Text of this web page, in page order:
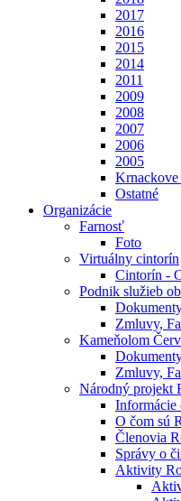
2017
2016
2015
2014
2011
2009
2008
2007
2006
2005
Krnackove
Ostatné
Organizácie
Farnosť
Foto
Virtuálny cintorín
Cintorín -
Podnik služieb
Zmluvy,
Kameňolom
Zmluvy,
Národný projekt
Informácie
O čom sú
Členovia
Správy o
Aktivity